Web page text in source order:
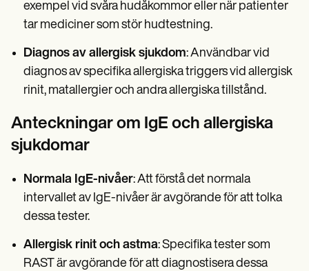
exempel vid svåra hudåkommor eller när patienter
tar mediciner som stör hudtestning.
Diagnos av allergisk sjukdom: Användbar vid
diagnos av specifika allergiska triggers vid allergisk
rinit, matallergier och andra allergiska tillstånd.
Anteckningar om IgE och allergiska
sjukdomar
Normala IgE-nivåer: Att förstå det normala
intervallet av IgE-nivåer är avgörande för att tolka
dessa tester.
Allergisk rinit och astma: Specifika tester som
RAST är avgörande för att diagnostisera dessa